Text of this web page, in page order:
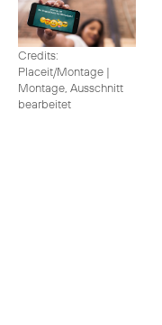
Credits:
Placeit/Montage |
Montage, Ausschnitt
bearbeitet